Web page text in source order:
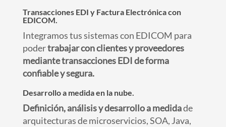
Transacciones EDI y Factura Electrónica con
EDICOM.
Integramos tus sistemas con EDICOM para
podertrabajar con clientes y proveedores
mediante transacciones EDI de forma
confiable y segura.
Desarrollo a medida en la nube.
Definición, análisis y desarrollo a medidade
arquitecturas de microservicios, SOA, Java,